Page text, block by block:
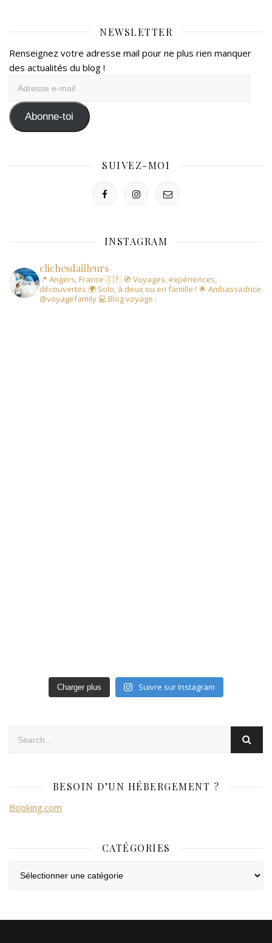
NEWSLETTER
Renseignez votre adresse mail pour ne plus rien manquer
des actualités du blog !
mail Abonne-toi
SUIVEZ-MOI
INSTAGRAM
clichesdailleurs
📍 Angers, France 🇨🇵 🧭 Voyages, expériences,
découvertes 🌍 Solo, à deux ou en famille ! 🌟 Ambassadrice
@voyagefamily 💻 Blog voyage :
Charger plus Suivre sur Instagram
BESOIN D’UN HÉBERGEMENT ?
Booking.com
CATÉGORIES